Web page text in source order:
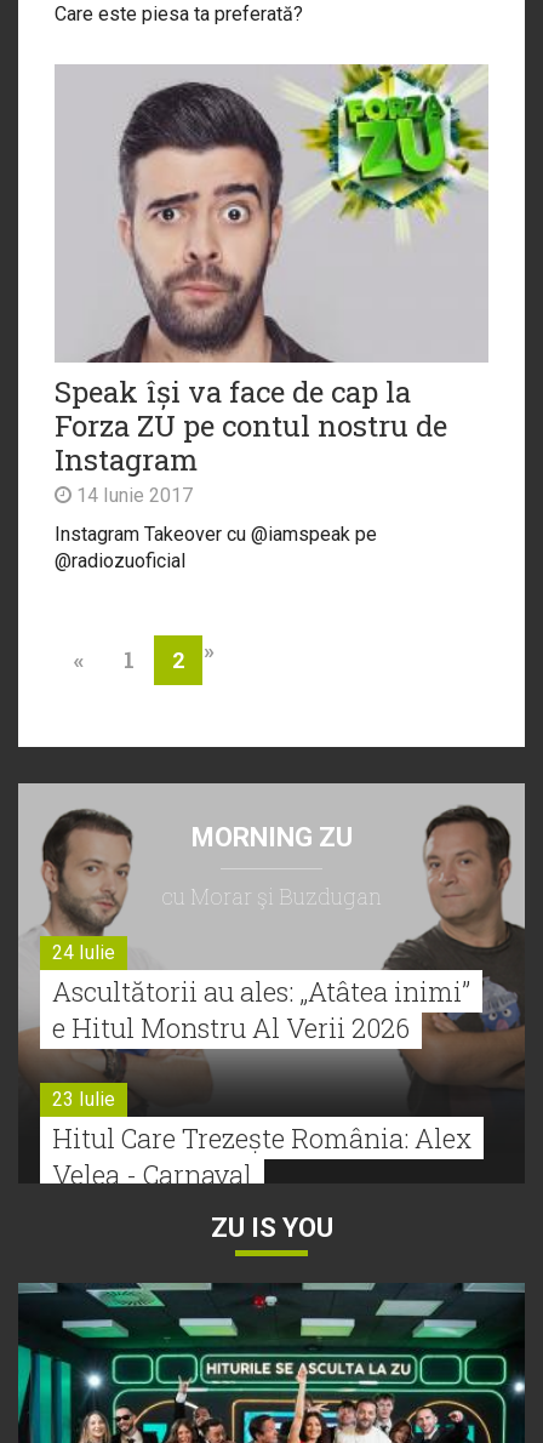
Care este piesa ta preferată?
Speak își va face de cap la
Forza ZU pe contul nostru de
Instagram
14 Iunie 2017
Instagram Takeover cu @iamspeak pe
@radiozuoficial
« 1 2 »
MORNING ZU
cu Morar şi Buzdugan
24 Iulie
Ascultătorii au ales: „Atâtea inimi”
e Hitul Monstru Al Verii 2026
23 Iulie
Hitul Care Trezește România: Alex
Velea - Carnaval
Bătălie strânsă la Hitul Monstru Al
Verii: Cabron versus Faydee
21 Iulie
Dă volumul mai tare! Cabron vine
ZU IS YOU